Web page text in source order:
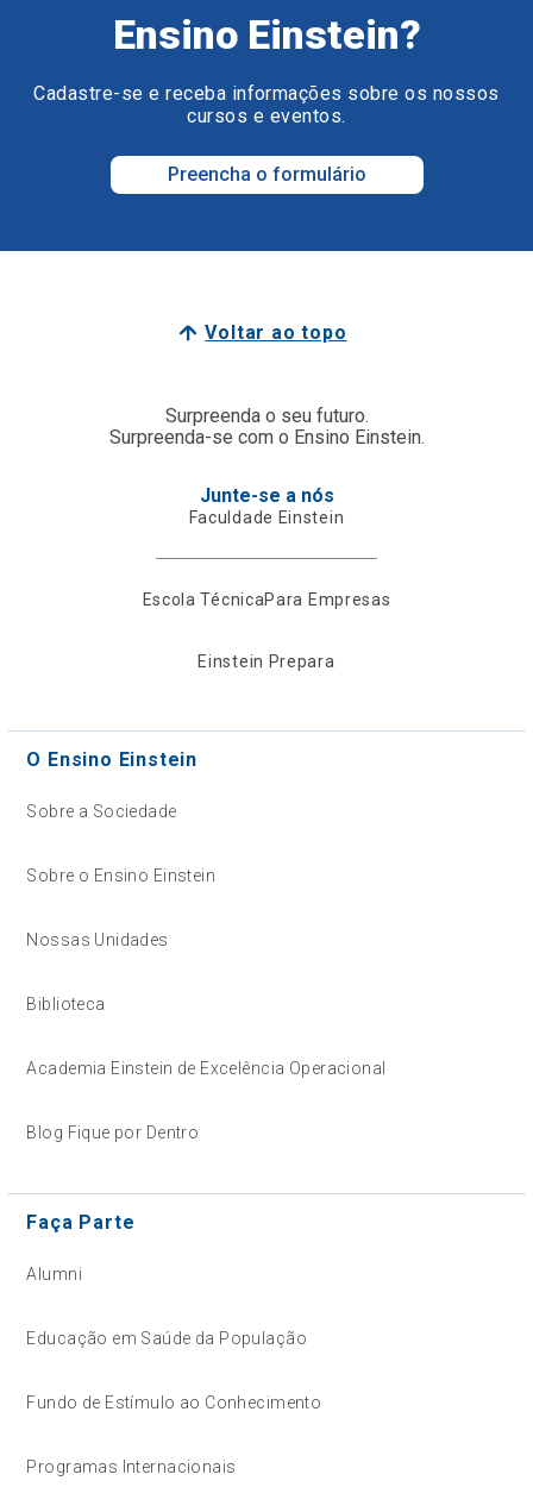
Ensino Einstein?
Cadastre-se e receba informações sobre os nossos
cursos e eventos.
Preencha o formulário
Voltar ao topo
Surpreenda o seu futuro.
Surpreenda-se com o Ensino Einstein.
Junte-se a nós
Faculdade Einstein
Escola TécnicaPara Empresas
Einstein Prepara
O Ensino Einstein
Sobre a Sociedade
Sobre o Ensino Einstein
Nossas Unidades
Biblioteca
Academia Einstein de Excelência Operacional
Blog Fique por Dentro
Faça Parte
Alumni
Educação em Saúde da População
Fundo de Estímulo ao Conhecimento
Programas Internacionais